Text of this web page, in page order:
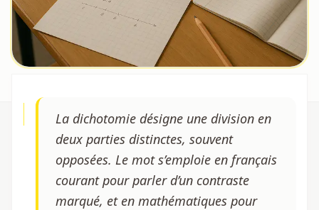
La dichotomie désigne une division en
deux parties distinctes, souvent
opposées. Le mot s’emploie en français
courant pour parler d’un contraste
marqué, et en mathématiques pour